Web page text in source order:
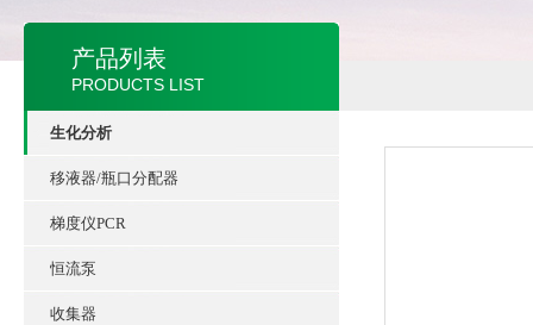
产品列表
PRODUCTS LIST
生化分析
移液器/瓶口分配器
梯度仪PCR
恒流泵
收集器